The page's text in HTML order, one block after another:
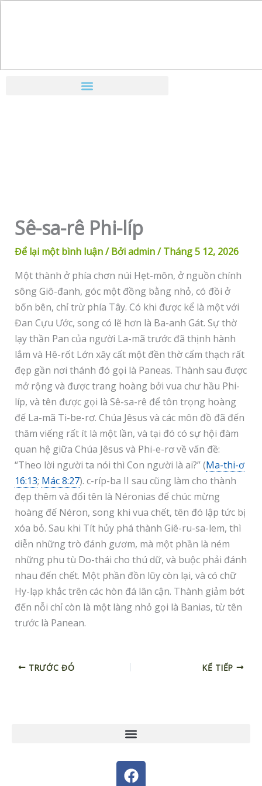
Sê-sa-rê Phi-líp
Để lại một bình luận/ Bởiadmin/Tháng 5 12, 2026
Một thành ở phía chơn núi Hẹt-môn, ở nguồn chính
sông Giô-đanh, góc một đồng bằng nhỏ, có đồi ở
bốn bên, chỉ trừ phía Tây. Có khi được kể là một với
Đan Cựu Ước, song có lẽ hơn là Ba-anh Gát. Sự thờ
lạy thần Pan của người La-mã trước đã thịnh hành
lắm và Hê-rốt Lớn xây cất một đền thờ cẩm thạch rất
đẹp gần nơi thánh đó gọi là Paneas. Thành sau được
mở rộng và được trang hoàng bởi vua chư hầu Phi-
líp, và tên được gọi là Sê-sa-rê để tôn trọng hoàng
đế La-mã Ti-be-rơ. Chúa Jêsus và các môn đồ đã đến
thăm viếng rất ít là một lần, và tại đó có sự hội đàm
quan hệ giữa Chúa Jêsus và Phi-e-rơ về vấn đề:
“Theo lời người ta nói thì Con người là ai?” (Ma-thi-ơ
16:13; Mác 8:27). c-ríp-ba II sau cũng làm cho thành
đẹp thêm và đổi tên là Néronias để chúc mừng
hoàng đế Néron, song khi vua chết, tên đó lập tức bị
xóa bỏ. Sau khi Tít hủy phá thành Giê-ru-sa-lem, thì
diễn những trò đánh gươm, mà một phần là ném
những phu tù Do-thái cho thú dữ, và buộc phải đánh
nhau đến chết. Một phần đồn lũy còn lại, và có chữ
Hy-lạp khắc trên các hòn đá lân cận. Thành giảm bớt
đến nỗi chỉ còn là một làng nhỏ gọi là Banias, từ tên
trước là Panean.
TRƯỚC ĐÓ KẾ TIẾP
F